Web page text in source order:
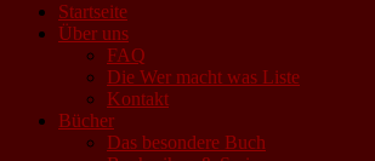
Startseite
Über uns
FAQ
Die Wer macht was Liste
Kontakt
Bücher
Das besondere Buch